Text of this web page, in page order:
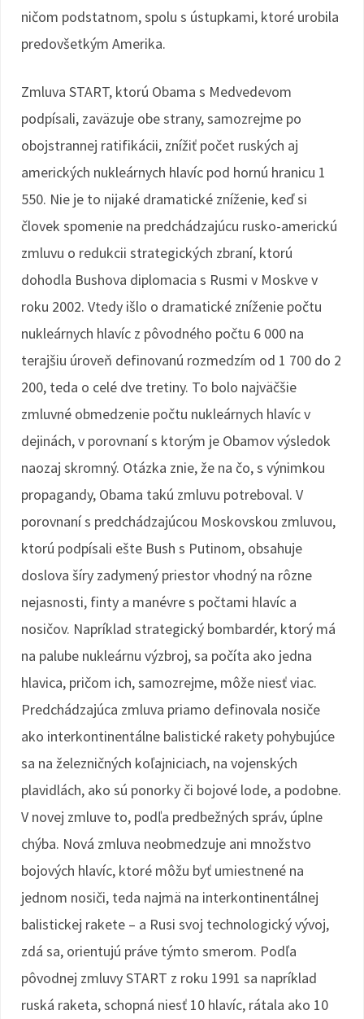
ničom podstatnom, spolu s ústupkami, ktoré urobila
predovšetkým Amerika.
Zmluva START, ktorú Obama s Medvedevom
podpísali, zaväzuje obe strany, samozrejme po
obojstrannej ratifikácii, znížiť počet ruských aj
amerických nukleárnych hlavíc pod hornú hranicu 1
550. Nie je to nijaké dramatické zníženie, keď si
človek spomenie na predchádzajúcu rusko-americkú
zmluvu o redukcii strategických zbraní, ktorú
dohodla Bushova diplomacia s Rusmi v Moskve v
roku 2002. Vtedy išlo o dramatické zníženie počtu
nukleárnych hlavíc z pôvodného počtu 6 000 na
terajšiu úroveň definovanú rozmedzím od 1 700 do 2
200, teda o celé dve tretiny. To bolo najväčšie
zmluvné obmedzenie počtu nukleárnych hlavíc v
dejinách, v porovnaní s ktorým je Obamov výsledok
naozaj skromný. Otázka znie, že na čo, s výnimkou
propagandy, Obama takú zmluvu potreboval. V
porovnaní s predchádzajúcou Moskovskou zmluvou,
ktorú podpísali ešte Bush s Putinom, obsahuje
doslova šíry zadymený priestor vhodný na rôzne
nejasnosti, finty a manévre s počtami hlavíc a
nosičov. Napríklad strategický bombardér, ktorý má
na palube nukleárnu výzbroj, sa počíta ako jedna
hlavica, pričom ich, samozrejme, môže niesť viac.
Predchádzajúca zmluva priamo definovala nosiče
ako interkontinentálne balistické rakety pohybujúce
sa na železničných koľajniciach, na vojenských
plavidlách, ako sú ponorky či bojové lode, a podobne.
V novej zmluve to, podľa predbežných správ, úplne
chýba. Nová zmluva neobmedzuje ani množstvo
bojových hlavíc, ktoré môžu byť umiestnené na
jednom nosiči, teda najmä na interkontinentálnej
balistickej rakete – a Rusi svoj technologický vývoj,
zdá sa, orientujú práve týmto smerom. Podľa
pôvodnej zmluvy START z roku 1991 sa napríklad
ruská raketa, schopná niesť 10 hlavíc, rátala ako 10